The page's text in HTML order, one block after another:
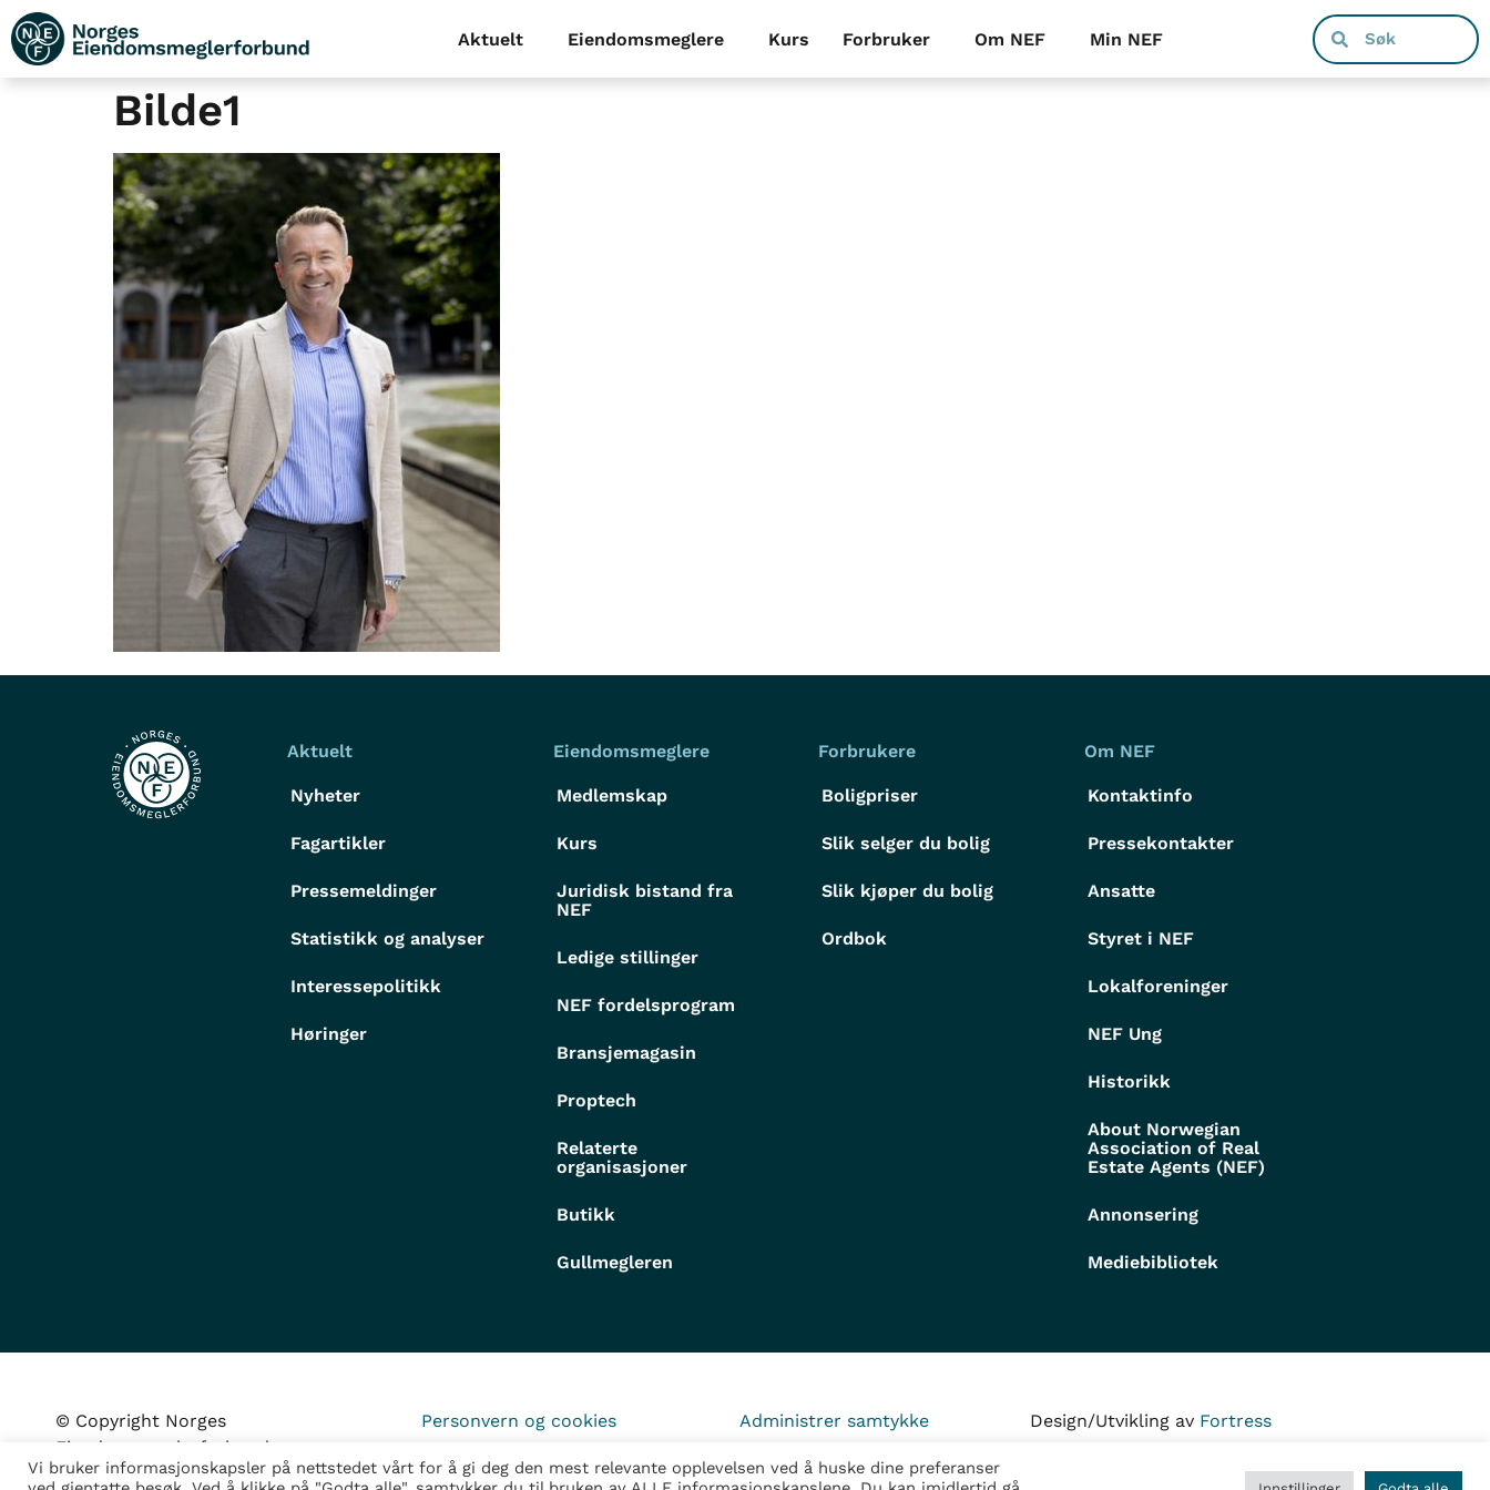
Aktuelt Eiendomsmeglere Kurs Forbruker Om NEF Min NEF
Bilde1
Aktuelt
Nyheter
Fagartikler
Pressemeldinger
Statistikk og analyser
Interessepolitikk
Høringer
Eiendomsmeglere
Medlemskap
Kurs
Juridisk bistand fra
NEF
Ledige stillinger
NEF fordelsprogram
Bransjemagasin
Proptech
Relaterte
organisasjoner
Butikk
Gullmegleren
Forbrukere
Boligpriser
Slik selger du bolig
Slik kjøper du bolig
Ordbok
Om NEF
Kontaktinfo
Pressekontakter
Ansatte
Styret i NEF
Lokalforeninger
NEF Ung
Historikk
About Norwegian
Association of Real
Estate Agents (NEF)
Annonsering
Mediebibliotek
© Copyright Norges
Eiendomsmeglerforbund
Personvern og cookies Administrer samtykke Design/Utvikling av Fortress
Vi bruker informasjonskapsler på nettstedet vårt for å gi deg den mest relevante opplevelsen ved å huske dine preferanser